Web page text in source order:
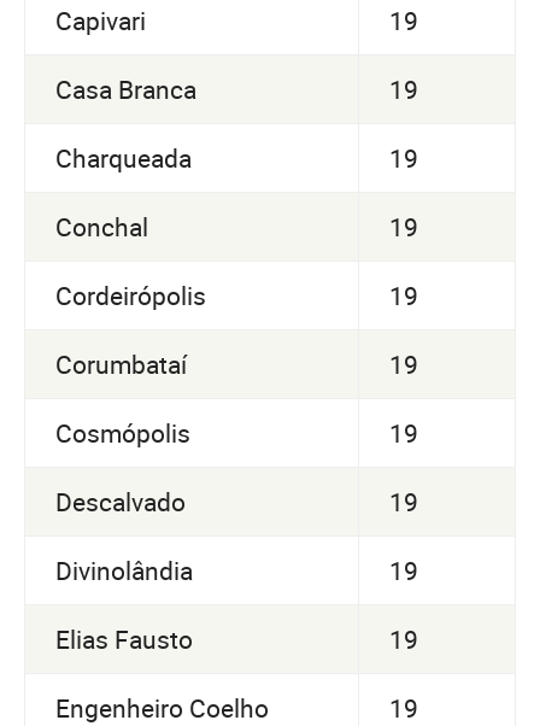
Capivari 19
Casa Branca 19
Charqueada 19
Conchal 19
Cordeirópolis 19
Corumbataí 19
Cosmópolis 19
Descalvado 19
Divinolândia 19
Elias Fausto 19
Engenheiro Coelho 19